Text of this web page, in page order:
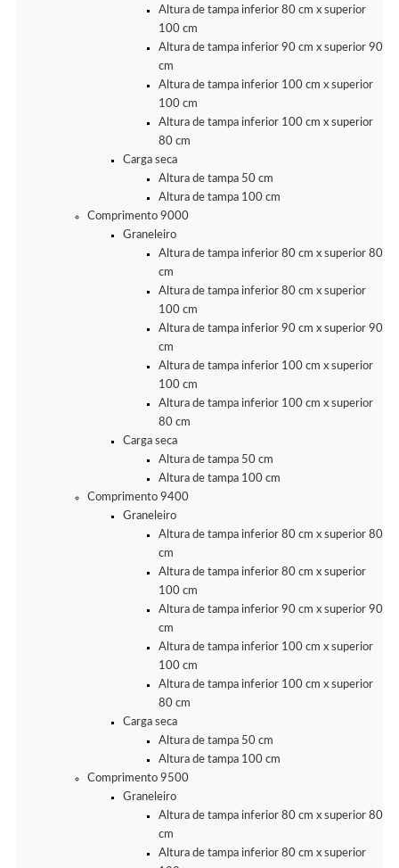
Altura de tampa inferior 80 cm x superior
100 cm
Altura de tampa inferior 90 cm x superior 90
cm
Altura de tampa inferior 100 cm x superior
100 cm
Altura de tampa inferior 100 cm x superior
80 cm
Carga seca
Altura de tampa 50 cm
Altura de tampa 100 cm
Comprimento 9000
Graneleiro
Altura de tampa inferior 80 cm x superior 80
cm
Altura de tampa inferior 80 cm x superior
100 cm
Altura de tampa inferior 90 cm x superior 90
cm
Altura de tampa inferior 100 cm x superior
100 cm
Altura de tampa inferior 100 cm x superior
80 cm
Carga seca
Altura de tampa 50 cm
Altura de tampa 100 cm
Comprimento 9400
Graneleiro
Altura de tampa inferior 80 cm x superior 80
cm
Altura de tampa inferior 80 cm x superior
100 cm
Altura de tampa inferior 90 cm x superior 90
cm
Altura de tampa inferior 100 cm x superior
100 cm
Altura de tampa inferior 100 cm x superior
80 cm
Carga seca
Altura de tampa 50 cm
Altura de tampa 100 cm
Comprimento 9500
Graneleiro
Altura de tampa inferior 80 cm x superior 80
cm
Altura de tampa inferior 80 cm x superior